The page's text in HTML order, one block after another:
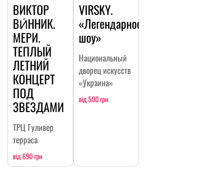
ВИКТОР
ВИ́ННИК.
МЕРИ.
ТЕПЛЫЙ
ЛЕТНИЙ
КОНЦЕРТ
ПОД
ЗВЕЗДАМИ
ТРЦ Гуливер
терраса
від 690 грн
VIRSKY.
«Легендарное
шоу»
Национальный
дворец искусств
«Украина»
від 500 грн